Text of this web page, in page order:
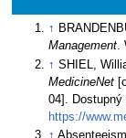
↑
Management.
↑ SHIEL,
MedicineNet
04]. Dostupný
https://
↑